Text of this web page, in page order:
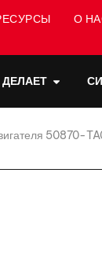
О
ДЕЛАЕТ
50870-